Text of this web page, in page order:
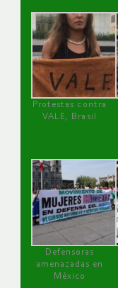
Protestas contra
VALE, Brasil
Defensoras
amenazadas en
México